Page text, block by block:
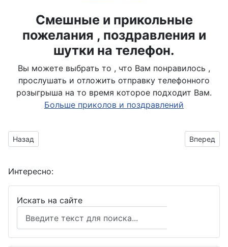
Смешные и прикольные
пожелания , поздравления и
шутки на телефон.
Вы можете выбрать то , что Вам понравилось ,
прослушать и отложить отправку телефонного
розыгрыша на то время которое подходит Вам.
Больше приколов и поздравлений
Предыдущий материал: Ну шо - всё получается?
Назад Вперед
Интересно:
Искать на сайте